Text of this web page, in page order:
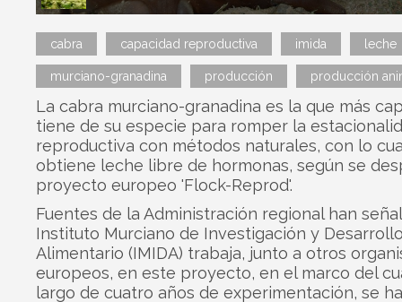
cabra capacidad reproductiva imida leche
murciano-granadina producción producción
La cabra murciano-granadina es la que más
tiene de su especie para romper la
reproductiva con métodos naturales, con lo
obtiene leche libre de hormonas, según se
proyecto europeo 'Flock-Reprod'.
Fuentes de la Administración regional han
Instituto Murciano de Investigación y
Alimentario (IMIDA) trabaja, junto a otros
europeos, en este proyecto, en el marco del
largo de cuatro años de experimentación, se ha